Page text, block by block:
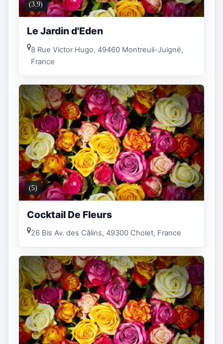
(3.9)
Le Jardin d'Eden
8 Rue Victor Hugo, 49460 Montreuil-Juigné,
France
(5)
Cocktail De Fleurs
26 Bis Av. des Câlins, 49300 Cholet, France